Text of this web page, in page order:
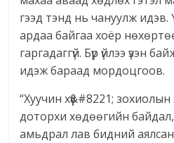
гээд тэнд нь чануулж идэв.
ардаа байгаа хоёр
гаргадаггүй. Бүр үйлээ үзэн
идэж бараад мордоцгоов.
“Хуучин хүү&#8221;
доторхи хөдөөгийн
амьдрал лав бидний